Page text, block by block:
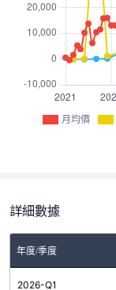
月均價
詳細數據
年度/季度
2026-Q1